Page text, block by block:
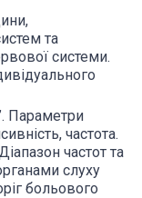
та
системи.
Параметри
частота.
частот та
слуху
больового